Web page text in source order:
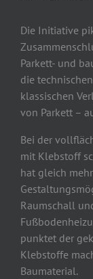
Die Initiative
Parkett- und
die
klassischen
von Parkett –
Bei der
mit Klebstoff
hat gleich
Raumschall
punktet der
Klebstoffe
Baumaterial.